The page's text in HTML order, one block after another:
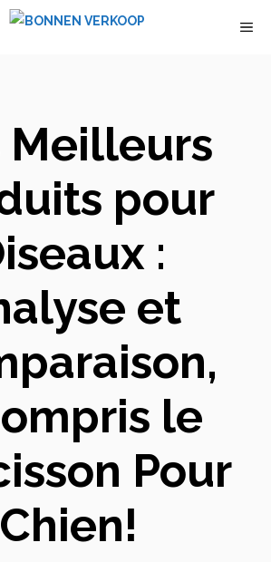
Meilleurs
pour
:
et
le
Pour
Chien!